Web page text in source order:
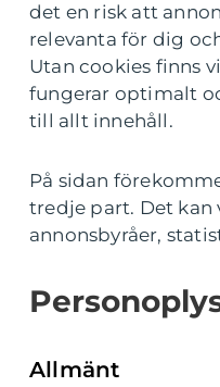
det en risk att
relevanta för dig
Utan cookies finns
fungerar optimalt
till allt innehåll.
På sidan
tredje part. Det kan
annonsbyråer,
Allmänt